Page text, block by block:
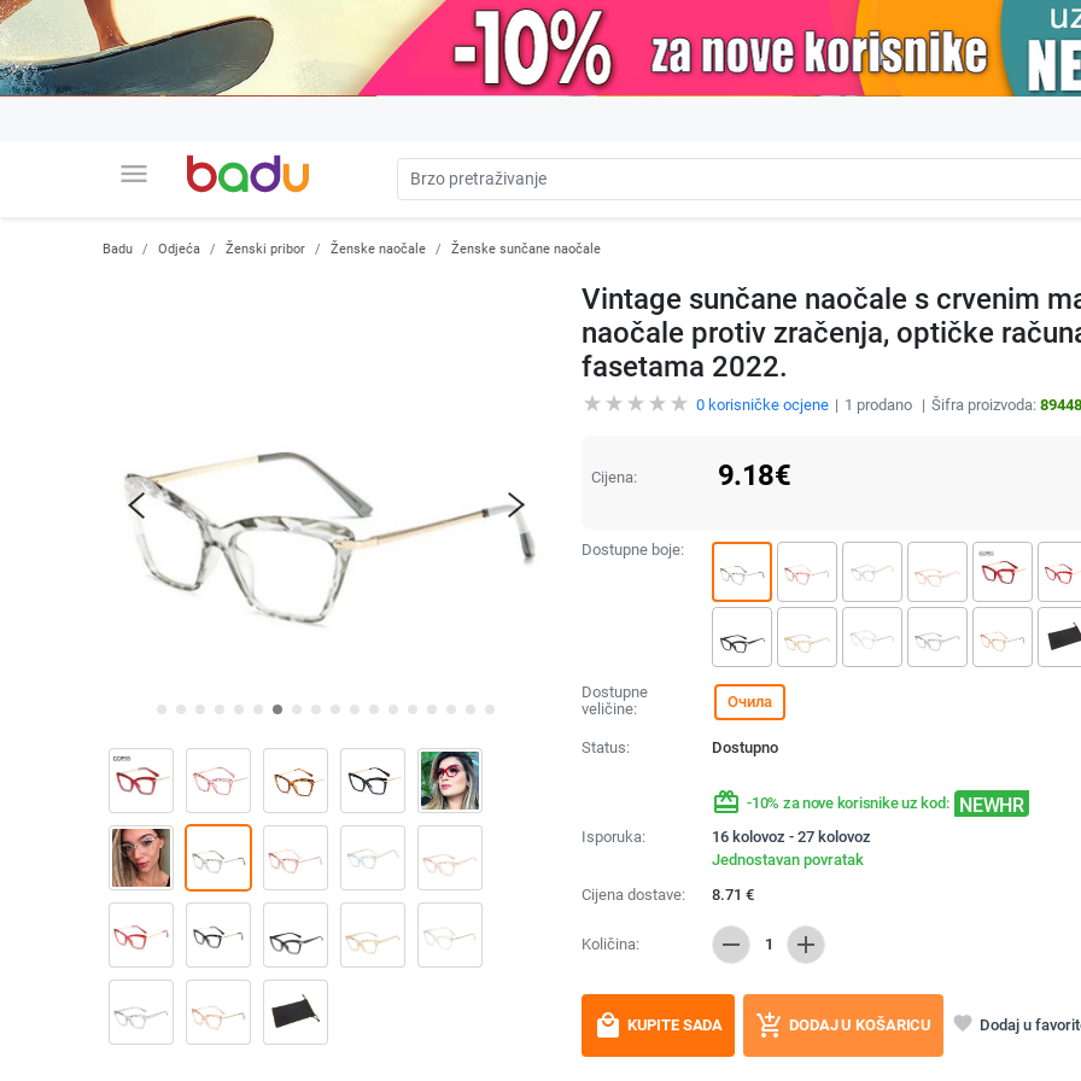
menu
Badu Odjeća Ženski pribor Ženske naočale Ženske sunčane naočale
Vintage sunčane naočale s crvenim
naočale protiv zračenja, optičke
fasetama 2022.
0korisničke ocjene 1 prodano Šifra proizvoda:
Cijena: 9.18€
Dostupne boje:
Dostupne
veličine:
Очила
Status: Dostupno
redeem -10% za nove korisnike uz kod: NEWHR
Isporuka:
16 kolovoz - 27 kolovoz
Jednostavan povratak
Cijena dostave:
8.71 €
Količina: remove 1 add
local_mall KUPITE SADA add_shopping_cart DODAJ U KOŠARICU favorite Dodaj u